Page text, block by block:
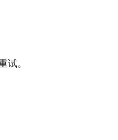
全讲解。
工具即可轻松下水。
、步行道和皇家国家
。